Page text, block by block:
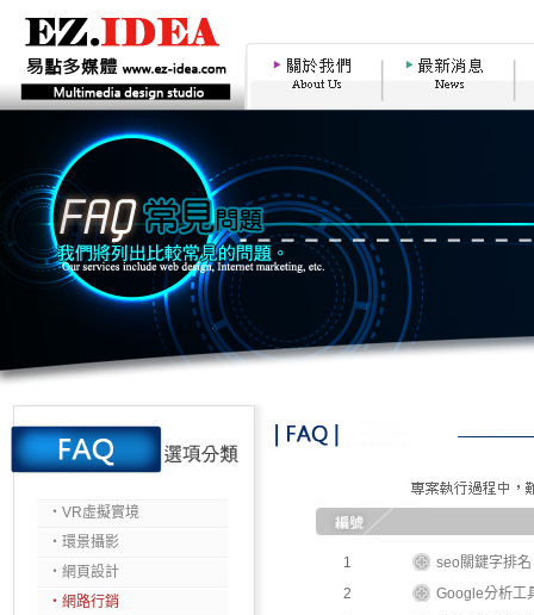
‧VR虛擬實境
‧環景攝影
‧網頁設計
‧網路行銷
1
seo關鍵字排
2
Google分析工